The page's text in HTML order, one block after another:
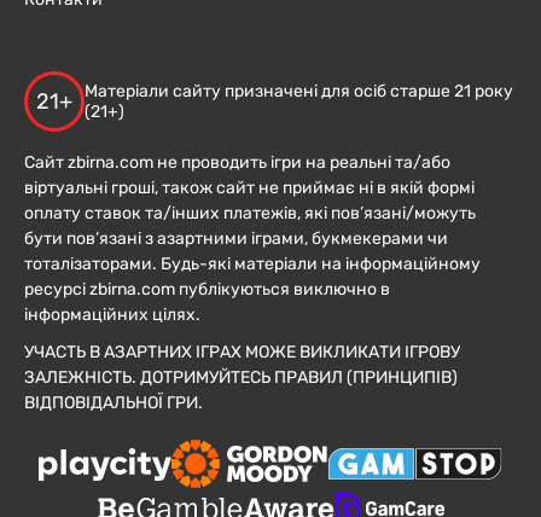
21+
Матеріали сайту призначені для осіб старше 21 року
(21+)
Сайт zbirna.com не проводить ігри на реальні та/або
віртуальні гроші, також сайт не приймає ні в якій формі
оплату ставок та/інших платежів, які пов’язані/можуть
бути пов’язані з азартними іграми, букмекерами чи
тоталізаторами. Будь-які матеріали на інформаційному
ресурсі zbirna.com публікуються виключно в
інформаційних цілях.
УЧАСТЬ В АЗАРТНИХ ІГРАХ МОЖЕ ВИКЛИКАТИ ІГРОВУ
ЗАЛЕЖНІСТЬ. ДОТРИМУЙТЕСЬ ПРАВИЛ (ПРИНЦИПІВ)
ВІДПОВІДАЛЬНОЇ ГРИ.